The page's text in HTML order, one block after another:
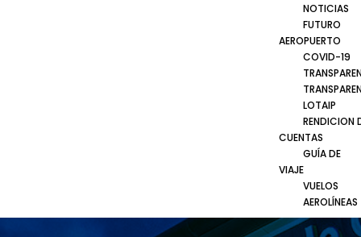
NOTICIAS
FUTURO
AEROPUERTO
COVID-19
LOTAIP
RENDICION
CUENTAS
GUÍA DE
VIAJE
VUELOS
AEROLÍNEAS